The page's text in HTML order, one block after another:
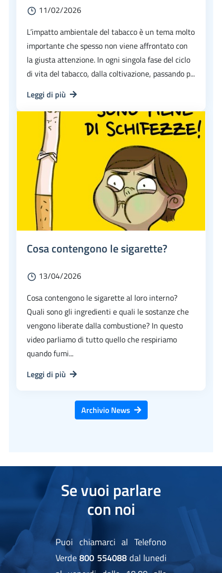
11/02/2026
L’impatto ambientale del tabacco è un tema molto
importante che spesso non viene affrontato con
la giusta attenzione. In ogni singola fase del ciclo
di vita del tabacco, dalla coltivazione, passando p...
Leggi di più
Cosa contengono le sigarette?
13/04/2026
Cosa contengono le sigarette al loro interno?
Quali sono gli ingredienti e quali le sostanze che
vengono liberate dalla combustione? In questo
video parliamo di tutto quello che respiriamo
quando fumi...
Leggi di più
Archivio News
Se vuoi parlare
con noi
Puoi chiamarci al Telefono
Verde800 554088dal lunedi